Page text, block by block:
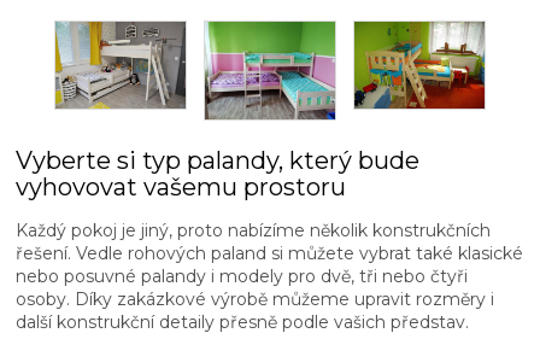
Vyberte si typ palandy, který bude
vyhovovat vašemu prostoru
Každý pokoj je jiný, proto nabízíme několik konstrukčních
řešení. Vedle rohových paland si můžete vybrat také klasické
nebo posuvné palandy i modely pro dvě, tři nebo čtyři
osoby. Díky zakázkové výrobě můžeme upravit rozměry i
další konstrukční detaily přesně podle vašich představ.